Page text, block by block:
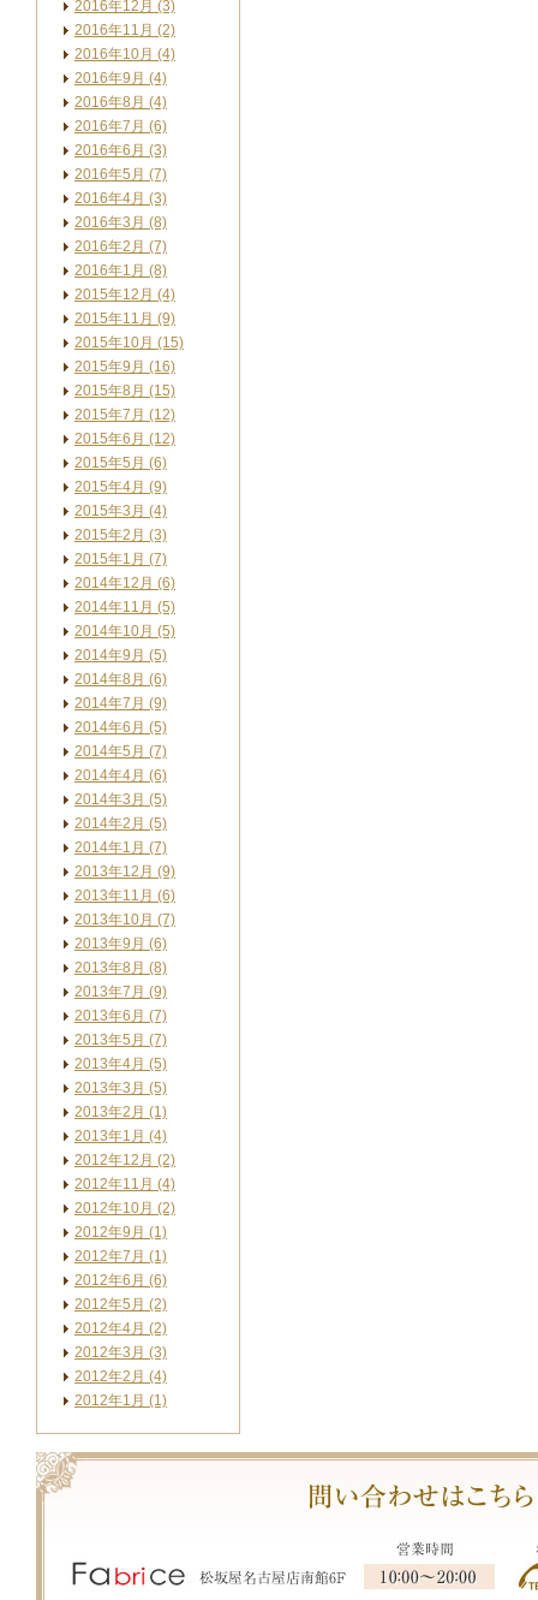
2016年12月 (3)
2016年11月 (2)
2016年10月 (4)
2016年9月 (4)
2016年8月 (4)
2016年7月 (6)
2016年6月 (3)
2016年5月 (7)
2016年4月 (3)
2016年3月 (8)
2016年2月 (7)
2016年1月 (8)
2015年12月 (4)
2015年11月 (9)
2015年10月 (15)
2015年9月 (16)
2015年8月 (15)
2015年7月 (12)
2015年6月 (12)
2015年5月 (6)
2015年4月 (9)
2015年3月 (4)
2015年2月 (3)
2015年1月 (7)
2014年12月 (6)
2014年11月 (5)
2014年10月 (5)
2014年9月 (5)
2014年8月 (6)
2014年7月 (9)
2014年6月 (5)
2014年5月 (7)
2014年4月 (6)
2014年3月 (5)
2014年2月 (5)
2014年1月 (7)
2013年12月 (9)
2013年11月 (6)
2013年10月 (7)
2013年9月 (6)
2013年8月 (8)
2013年7月 (9)
2013年6月 (7)
2013年5月 (7)
2013年4月 (5)
2013年3月 (5)
2013年2月 (1)
2013年1月 (4)
2012年12月 (2)
2012年11月 (4)
2012年10月 (2)
2012年9月 (1)
2012年7月 (1)
2012年6月 (6)
2012年5月 (2)
2012年4月 (2)
2012年3月 (3)
2012年2月 (4)
2012年1月 (1)